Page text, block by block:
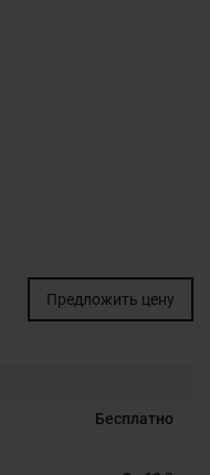
Предложить цену
Бесплатно